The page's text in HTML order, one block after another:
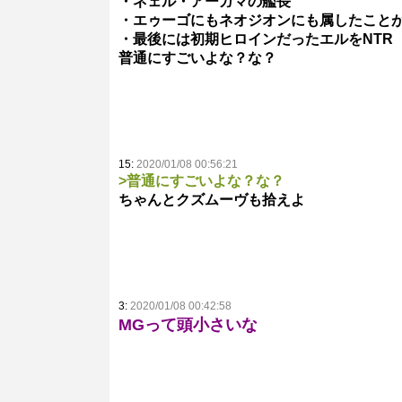
・エゥーゴにもネオジオンにも属したこと
・最後には初期ヒロインだったエルをNTR
普通にすごいよな？な？
15: 2020/01/08 00:56:21
>普通にすごいよな？な？
ちゃんとクズムーヴも拾えよ
3: 2020/01/08 00:42:58
MGって頭小さいな